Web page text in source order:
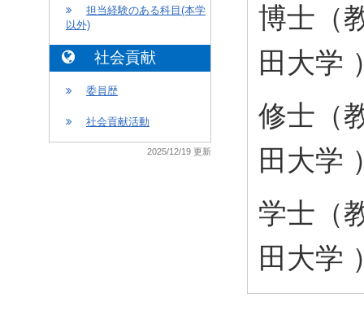
担当経験のある科目(本学
以外)
社会貢献
委員歴
社会貢献活動
2025/12/19 更新
博士（
田大学
修士（
田大学
学士（
田大学